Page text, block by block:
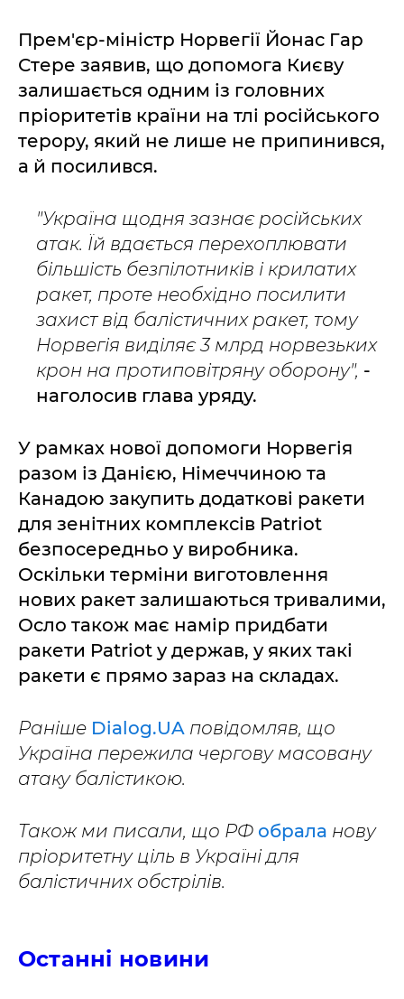
Прем'єр-міністр Норвегії Йонас Гар
Стере заявив, що допомога Києву
залишається одним із головних
пріоритетів країни на тлі російського
терору, який не лише не припинився,
а й посилився.
"Україна щодня зазнає російських
атак. Їй вдається перехоплювати
більшість безпілотників і крилатих
ракет, проте необхідно посилити
захист від балістичних ракет, тому
Норвегія виділяє 3 млрд норвезьких
крон на протиповітряну оборону", -
наголосив глава уряду.
У рамках нової допомоги Норвегія
разом із Данією, Німеччиною та
Канадою закупить додаткові ракети
для зенітних комплексів Patriot
безпосередньо у виробника.
Оскільки терміни виготовлення
нових ракет залишаються тривалими,
Осло також має намір придбати
ракети Patriot у держав, у яких такі
ракети є прямо зараз на складах.
Раніше Dialog.UA повідомляв, що
Україна пережила чергову масовану
атаку балістикою.
Також ми писали, що РФ обрала нову
пріоритетну ціль в Україні для
балістичних обстрілів.
Останні новини